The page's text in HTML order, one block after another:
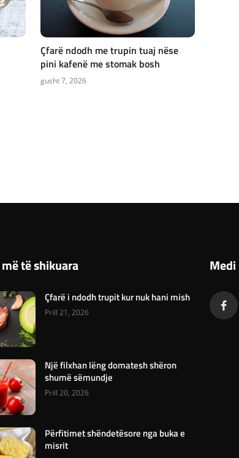
Çfarë ndodh me trupin tuaj nëse
pini kafenë me stomak bosh
gusht 7, 2026
të shikuara
Çfarë i ndodh trupit kur nuk hani mish
Prill 21, 2026
Një filxhan lëng domatesh shëron
shumë sëmundje
Prill 20, 2026
Përfitimet shëndetësore nga buka e
misrit